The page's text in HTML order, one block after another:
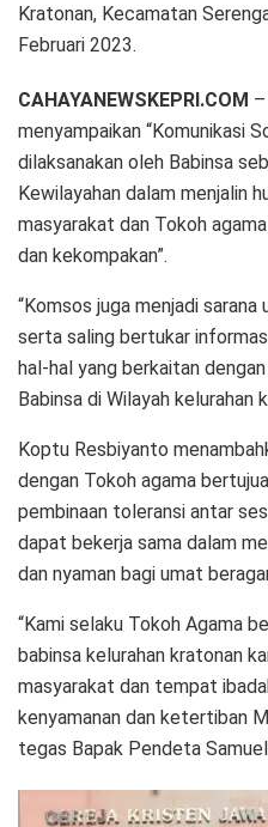
Kratonan, Kecamatan
Februari 2023.
CAHAYANEWSKEPRI.COM
menyampaikan “Komunikasi
dilaksanakan oleh Babinsa
Kewilayahan dalam menjalin
masyarakat dan Tokoh
dan kekompakan”.
“Komsos juga menjadi
serta saling bertukar
hal-hal yang berkaitan
Babinsa di Wilayah kelurahan
Koptu Resbiyanto
dengan Tokoh agama
pembinaan toleransi antar
dapat bekerja sama dalam
dan nyaman bagi umat
“Kami selaku Tokoh Agama
babinsa kelurahan kratonan
masyarakat dan tempat
kenyamanan dan ketertiban
tegas Bapak Pendeta